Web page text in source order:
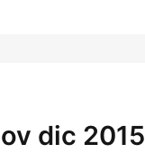
dic 2015